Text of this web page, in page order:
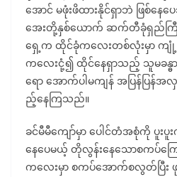
အောင် မဖုံးဖိထားနိုင်ရှာဘဲ ဖြစ်နေ
အေးတို့နှစ်ယောက် ဆက်တီခုံရှည်ကြီး
ရှေ့က ထိုင်ခုံကလေးတစ်လုံးမှာ ကျုံ့
ကလေးငုံ့၍ ထိုင်နေရှာသည့် သူမခ
ရော အောက်ပါမကျန် အပြန်ပြန်
ည့်နေကြသည်။
ခင်မီမီကျော်မှာ ပေါင်တံအစုံကို ပူး
နေပေမယ့် တိုလွန်းနေသောစကပ်ကြ
ကလေးမှာ စကပ်အောက်စလွတ်ပြီး ဖု